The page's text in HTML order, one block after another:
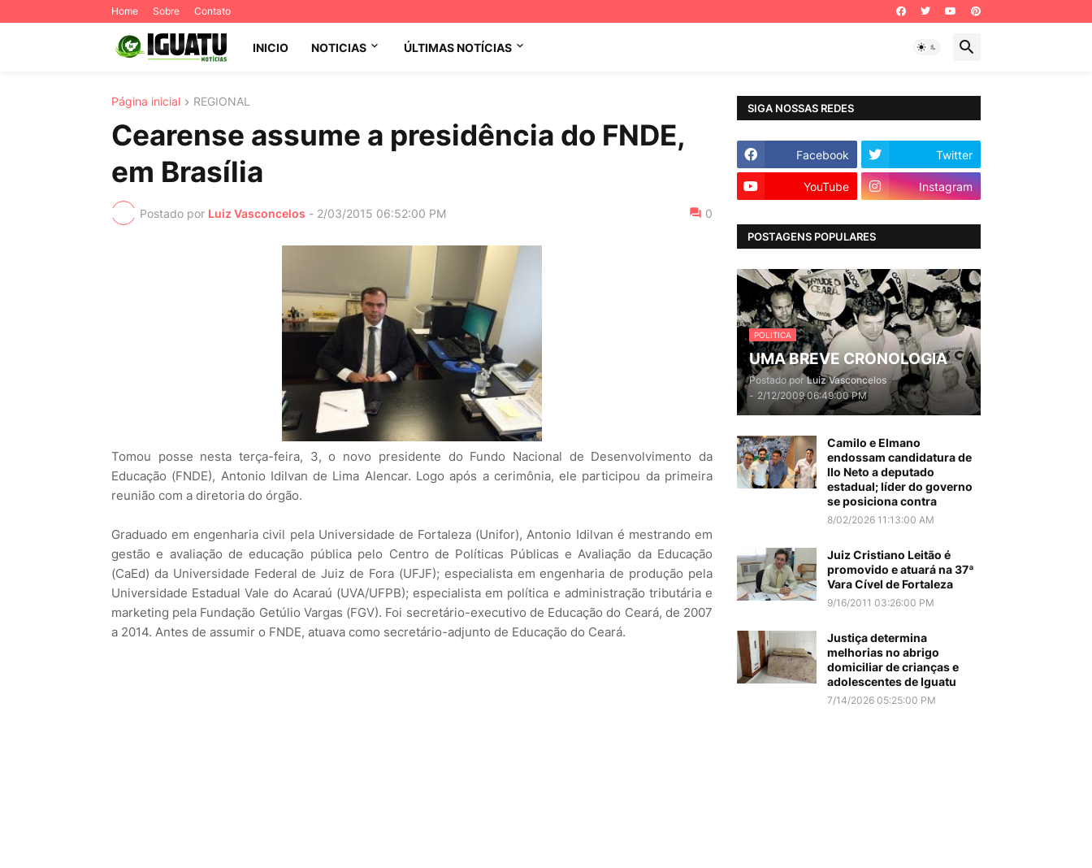
Home Sobre Contato
INICIO NOTICIAS ÚLTIMAS NOTÍCIAS
Página inicial REGIONAL
Cearense assume a presidência do FNDE,
em Brasília
Postado por Luiz Vasconcelos - 2/03/2015 06:52:00 PM 0
Tomou posse nesta terça-feira, 3, o novo presidente do Fundo Nacional de Desenvolvimento da
Educação (FNDE), Antonio Idilvan de Lima Alencar. Logo após a cerimônia, ele participou da primeira
reunião com a diretoria do órgão.
Graduado em engenharia civil pela Universidade de Fortaleza (Unifor), Antonio Idilvan é mestrando em
gestão e avaliação de educação pública pelo Centro de Políticas Públicas e Avaliação da Educação
(CaEd) da Universidade Federal de Juiz de Fora (UFJF); especialista em engenharia de produção pela
Universidade Estadual Vale do Acaraú (UVA/UFPB); especialista em política e administração tributária e
marketing pela Fundação Getúlio Vargas (FGV). Foi secretário-executivo de Educação do Ceará, de 2007
a 2014. Antes de assumir o FNDE, atuava como secretário-adjunto de Educação do Ceará.
SIGA NOSSAS REDES
Facebook Twitter
YouTube Instagram
POSTAGENS POPULARES
POLITICA
UMA BREVE CRONOLOGIA
Postado por Luiz Vasconcelos
- 2/12/2009 06:49:00 PM
Camilo e Elmano
endossam candidatura de
Ilo Neto a deputado
estadual; líder do governo
se posiciona contra
8/02/2026 11:13:00 AM
Juiz Cristiano Leitão é
promovido e atuará na 37ª
Vara Cível de Fortaleza
9/16/2011 03:26:00 PM
Justiça determina
melhorias no abrigo
domiciliar de crianças e
adolescentes de Iguatu
7/14/2026 05:25:00 PM